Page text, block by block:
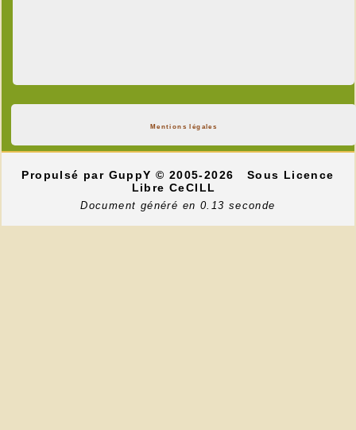
Mentions légales
Propulsé par GuppY© 2005-2026
Sous Licence
Libre CeCILL
Document généré en 0.13 seconde